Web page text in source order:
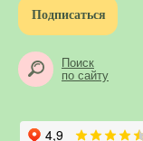
Подписаться
Поиск
по сайту